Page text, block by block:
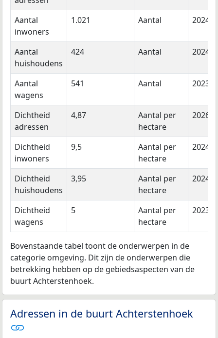
Aantal
inwoners
1.021 Aantal 2024
Aantal
huishoudens
424 Aantal 2024
Aantal
wagens
541 Aantal 2023
Dichtheid
adressen
4,87
Aantal per
hectare
2026
Dichtheid
inwoners
9,5
Aantal per
hectare
2024
Dichtheid
huishoudens
3,95
Aantal per
hectare
2024
Dichtheid
wagens
5
Aantal per
hectare
2023
Bovenstaande tabel toont de onderwerpen in de
categorie omgeving. Dit zijn de onderwerpen die
betrekking hebben op de gebiedsaspecten van de
buurt Achterstenhoek.
Adressen in de buurt Achterstenhoek